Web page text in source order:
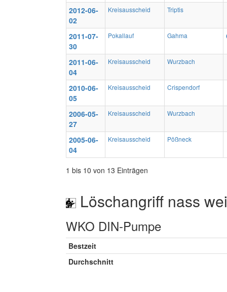
2012-06-
02
Kreisausscheid Triptis
2011-07-
30
Pokallauf Gahma
2011-06-
04
Kreisausscheid Wurzbach
2010-06-
05
Kreisausscheid Crispendorf
2006-05-
27
Kreisausscheid Wurzbach
2005-06-
04
Kreisausscheid Pößneck
1 bis 10 von 13 Einträgen
Löschangriff nass
WKO DIN-Pumpe
Bestzeit
Durchschnitt